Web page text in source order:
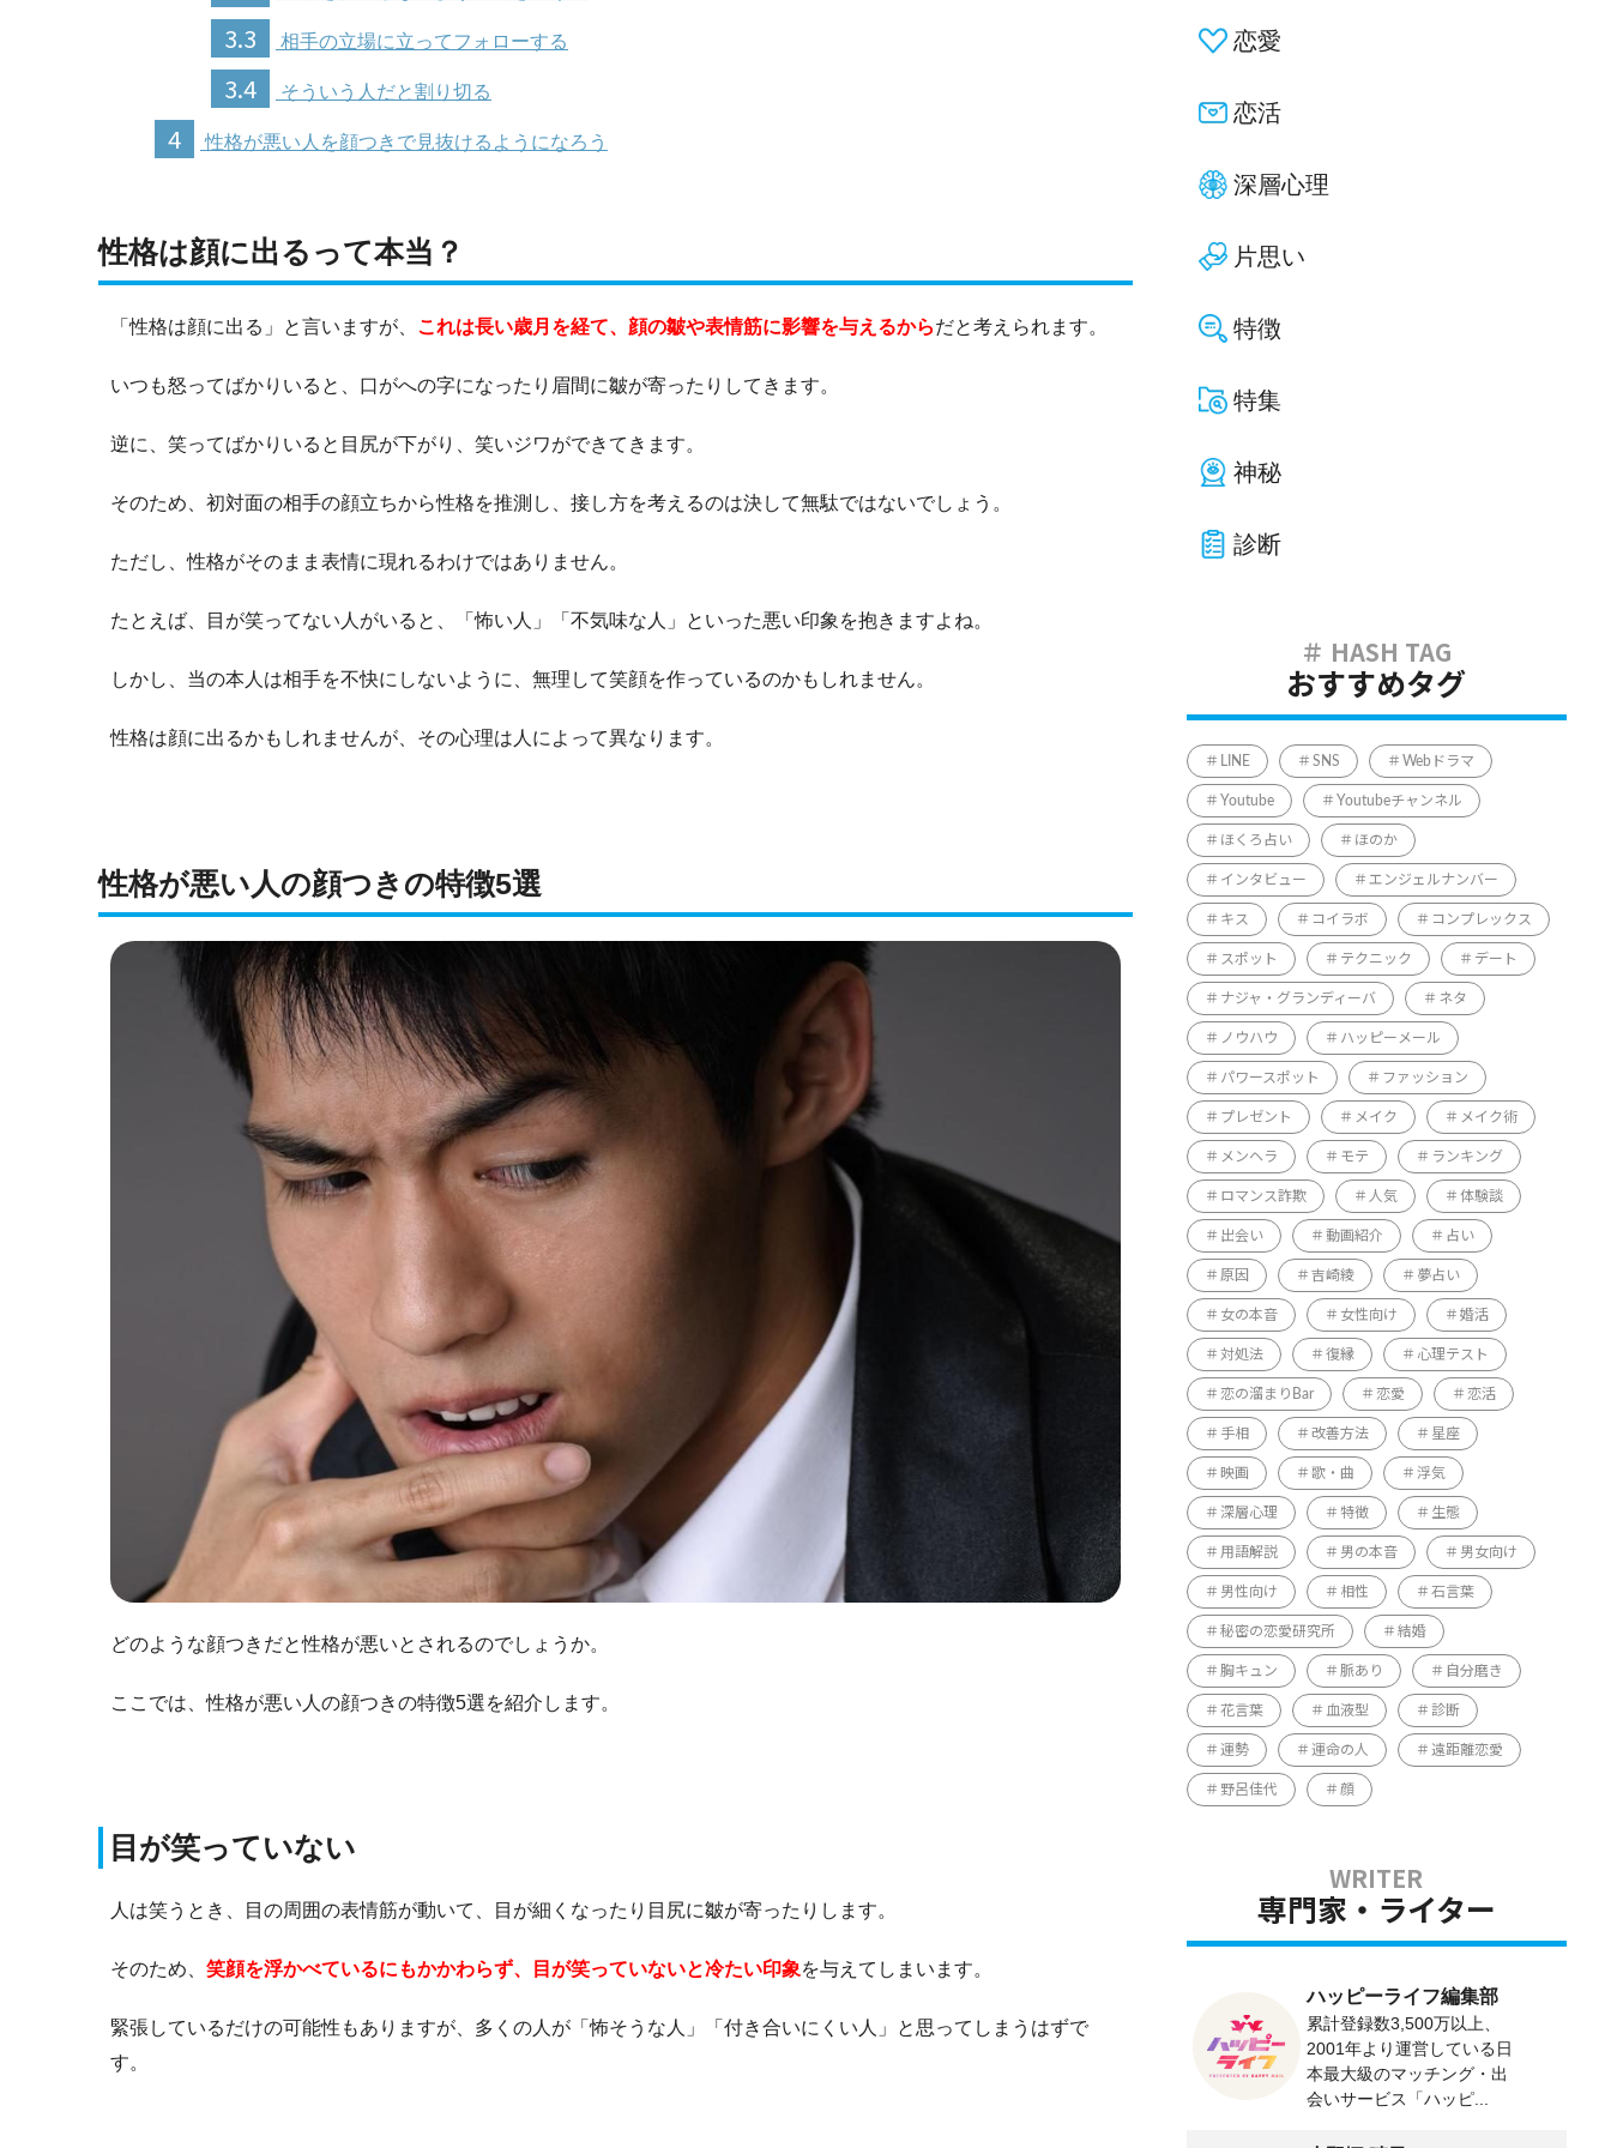
3.3 相手の立場に立ってフォローする
3.4 そういう人だと割り切る
4 性格が悪い人を顔つきで見抜けるようになろう
性格は顔に出るって本当？
「性格は顔に出る」と言いますが、 これは長い歳月を経て、顔の皺や表情筋に影響を与えるからだと考えられます。
いつも怒ってばかりいると、口がへの字になったり眉間に皺が寄ったりしてきます。
逆に、笑ってばかりいると目尻が下がり、笑いジワができてきます。
そのため、初対面の相手の顔立ちから性格を推測し、接し方を考えるのは決して無駄ではないでしょう。
ただし、性格がそのまま表情に現れるわけではありません。
たとえば、目が笑ってない人がいると、「怖い人」「不気味な人」といった悪い印象を抱きますよね。
しかし、当の本人は相手を不快にしないように、無理して笑顔を作っているのかもしれません。
性格は顔に出るかもしれませんが、その心理は人によって異なります。
性格が悪い人の顔つきの特徴5選
どのような顔つきだと性格が悪いとされるのでしょうか。
ここでは、性格が悪い人の顔つきの特徴5選を紹介します。
目が笑っていない
人は笑うとき、目の周囲の表情筋が動いて、目が細くなったり目尻に皺が寄ったりします。
そのため、 笑顔を浮かべているにもかかわらず、目が笑っていないと冷たい印象を与えてしまいます。
緊張しているだけの可能性もありますが、多くの人が「怖そうな人」「付き合いにくい人」と思ってしまうはずで
す。
恋愛
恋活
深層心理
片思い
特徴
特集
神秘
診断
おすすめタグ
LINE SNS Webドラマ
Youtube Youtubeチャンネル
ほくろ占い ほのか
インタビュー エンジェルナンバー
キス コイラボ コンプレックス
スポット テクニック デート
ナジャ・グランディーバ ネタ
ノウハウ ハッピーメール
パワースポット ファッション
プレゼント メイク メイク術
メンヘラ モテ ランキング
ロマンス詐欺 人気 体験談
出会い 動画紹介 占い
原因 吉崎綾 夢占い
女の本音 女性向け 婚活
対処法 復縁 心理テスト
恋の溜まりBar 恋愛 恋活
手相 改善方法 星座
映画 歌・曲 浮気
深層心理 特徴 生態
用語解説 男の本音 男女向け
男性向け 相性 石言葉
秘密の恋愛研究所 結婚
胸キュン 脈あり 自分磨き
花言葉 血液型 診断
運勢 運命の人 遠距離恋愛
野呂佳代 顔
専門家・ライター
ハッピーライフ編集部
累計登録数3,500万以上、
2001年より運営している日
本最大級のマッチング・出
会いサービス「ハッピ...